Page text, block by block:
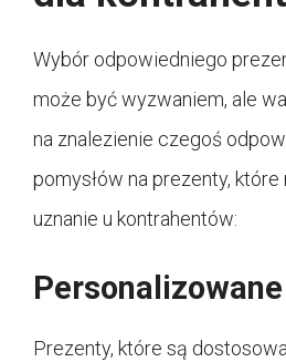
Wybór odpowiedniego
może być wyzwaniem, ale
na znalezienie czegoś
pomysłów na prezenty,
uznanie u kontrahentów:
Prezenty, które są